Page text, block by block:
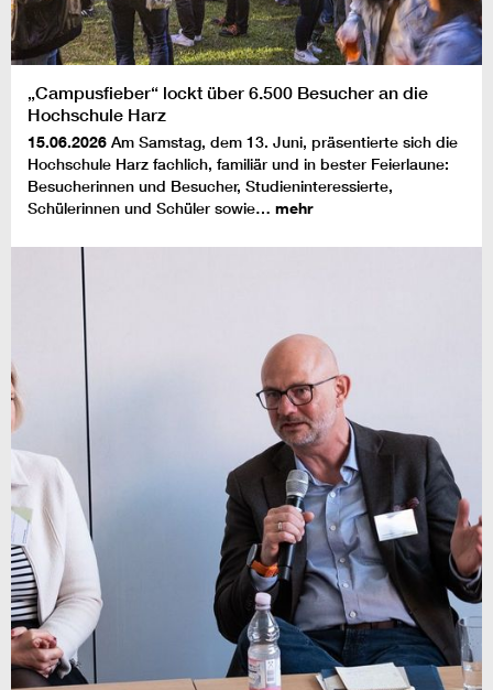
„Campusfieber“ lockt über 6.500 Besucher an die
Hochschule Harz
15.06.2026 Am Samstag, dem 13. Juni, präsentierte sich die
Hochschule Harz fachlich, familiär und in bester Feierlaune:
Besucherinnen und Besucher, Studieninteressierte,
Schülerinnen und Schüler sowie… mehr